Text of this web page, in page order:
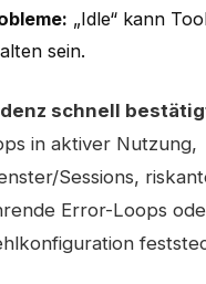
„Idle“ kann
sein.
schnell
in aktiver Nutzung,
Sessions,
Error-Loops